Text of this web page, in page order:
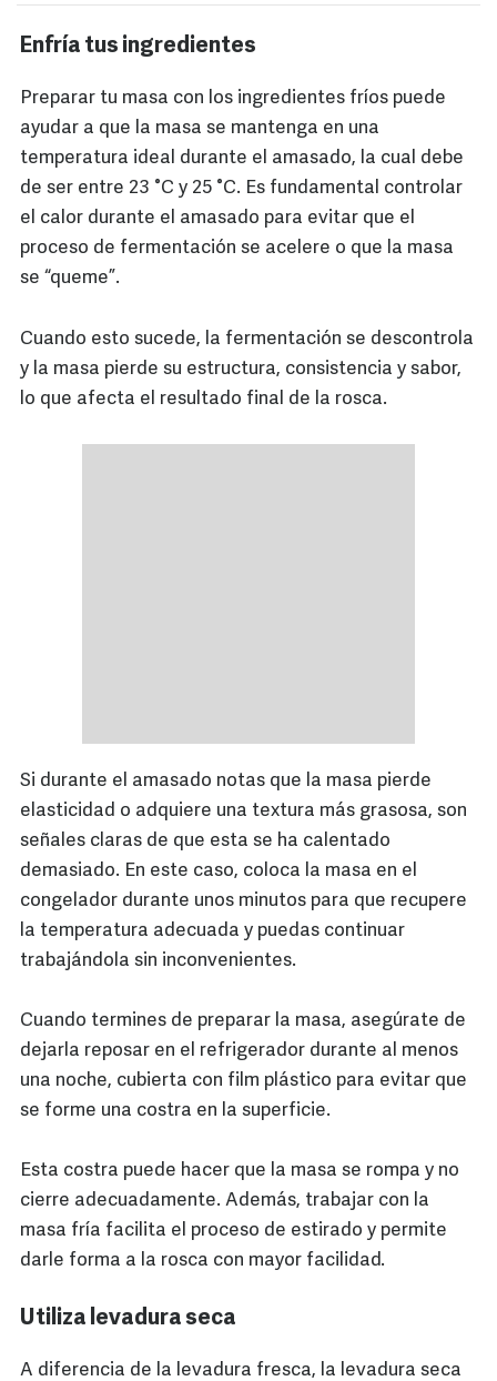
Enfría tus ingredientes
Preparar tu masa con los ingredientes fríos puede
ayudar a que la masa se mantenga en una
temperatura ideal durante el amasado, la cual debe
de ser entre 23 °C y 25 °C. Es fundamental controlar
el calor durante el amasado para evitar que el
proceso de fermentación se acelere o que la masa
se “queme”.
Cuando esto sucede, la fermentación se descontrola
y la masa pierde su estructura, consistencia y sabor,
lo que afecta el resultado final de la rosca.
Si durante el amasado notas que la masa pierde
elasticidad o adquiere una textura más grasosa, son
señales claras de que esta se ha calentado
demasiado. En este caso, coloca la masa en el
congelador durante unos minutos para que recupere
la temperatura adecuada y puedas continuar
trabajándola sin inconvenientes.
Cuando termines de preparar la masa, asegúrate de
dejarla reposar en el refrigerador durante al menos
una noche, cubierta con film plástico para evitar que
se forme una costra en la superficie.
Esta costra puede hacer que la masa se rompa y no
cierre adecuadamente. Además, trabajar con la
masa fría facilita el proceso de estirado y permite
darle forma a la rosca con mayor facilidad.
Utiliza levadura seca
A diferencia de la levadura fresca, la levadura seca